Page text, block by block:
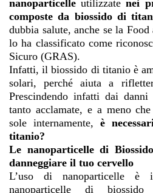
nanoparticelle utilizzatenei
composte da biossido di
dubbia salute, anche se la
lo ha classificato come
Sicuro (GRAS).
Infatti, il biossido di titanio è
solari, perché aiuta a
Prescindendo infatti dai
tanto acclamate, e a meno
sole internamente, è
titanio?
Le nanoparticelle di
danneggiare il tuo cervello
L’uso di nanoparticelle è
nanoparticelle di